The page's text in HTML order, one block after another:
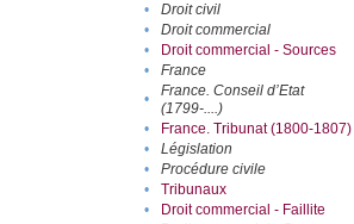
•
Droit civil
•
Droit commercial
•
Droit commercial - Sources
•
France
•
France. Conseil d’Etat
(1799-....)
• France. Tribunat (1800-1807)
•
Législation
•
Procédure civile
•
Tribunaux
•
Droit commercial - Faillite